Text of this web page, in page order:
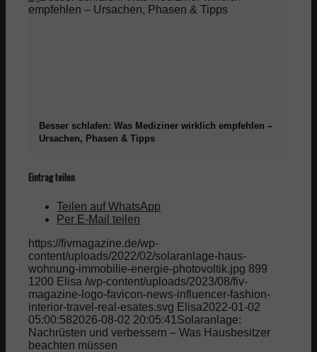
Besser schlafen: Was Mediziner wirklich empfehlen –
Ursachen, Phasen & Tipps
Eintrag teilen
Teilen auf WhatsApp
Per E-Mail teilen
https://fivmagazine.de/wp-
content/uploads/2022/02/solaranlage-haus-
wohnung-immobilie-energie-photovoltik.jpg 899
1200 Elisa /wp-content/uploads/2023/08/fiv-
magazine-logo-favicon-news-influencer-fashion-
interior-travel-real-esates.svg Elisa2022-01-02
05:00:582026-08-02 20:05:41 Solaranlage:
Nachrüsten und verbessern – Was Hausbesitzer
beachten müssen